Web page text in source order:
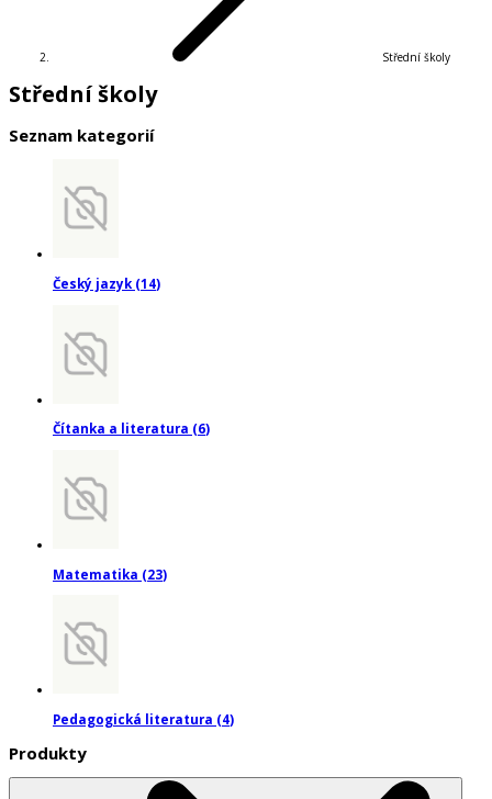
Střední školy
Střední školy
Seznam kategorií
Český jazyk (14)
Čítanka a literatura (6)
Matematika (23)
Pedagogická literatura (4)
Produkty